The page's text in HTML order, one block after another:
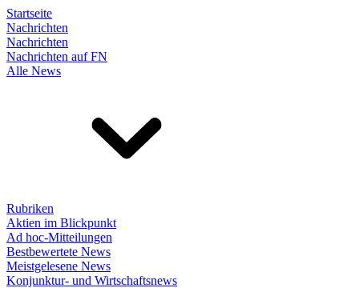
Startseite
Nachrichten
Nachrichten
Nachrichten auf FN
Alle News
Rubriken
Aktien im Blickpunkt
Ad hoc-Mitteilungen
Bestbewertete News
Meistgelesene News
Konjunktur- und Wirtschaftsnews